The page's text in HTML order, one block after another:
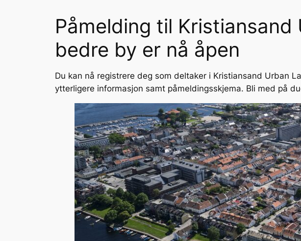
Påmelding til
bedre by er nå åpen
Du kan nå registrere deg som deltaker i Kristiansand Urban
ytterligere informasjon samt påmeldingsskjema. Bli med på